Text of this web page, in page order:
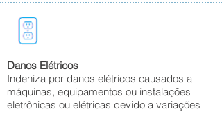
Danos Elétricos
Indeniza por danos elétricos causados a
máquinas, equipamentos ou instalações
eletrônicas ou elétricas devido a variações